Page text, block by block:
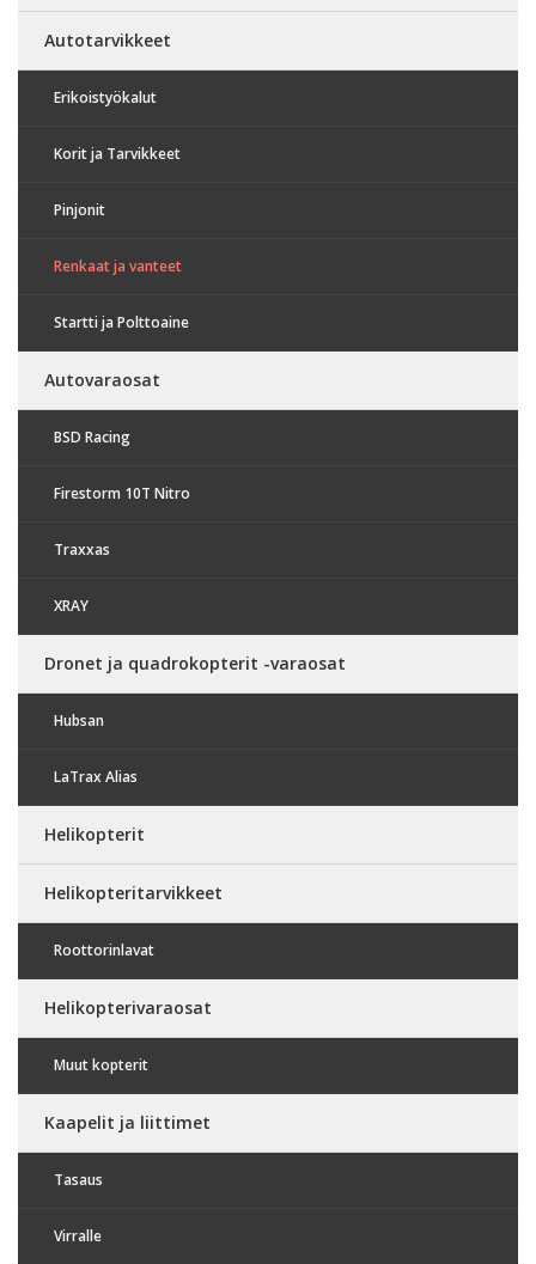
Autotarvikkeet
Erikoistyökalut
Korit ja Tarvikkeet
Pinjonit
Renkaat ja vanteet
Startti ja Polttoaine
Autovaraosat
BSD Racing
Firestorm 10T Nitro
Traxxas
XRAY
Dronet ja quadrokopterit -varaosat
Hubsan
LaTrax Alias
Helikopterit
Helikopteritarvikkeet
Roottorinlavat
Helikopterivaraosat
Muut kopterit
Kaapelit ja liittimet
Tasaus
Virralle